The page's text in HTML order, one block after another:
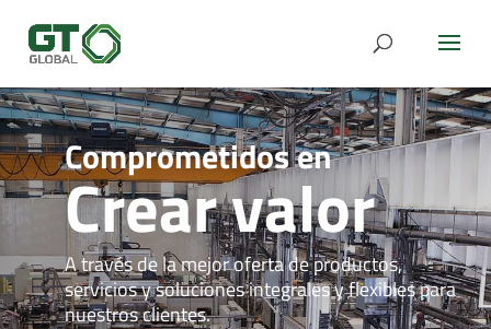
Crear valor
A través de la mejor oferta de productos,
servicios y soluciones integrales y flexibles para
nuestros clientes.